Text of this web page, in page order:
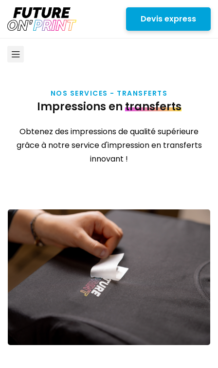
Devis express
NOS SERVICES - TRANSFERTS
Impressions entransferts
Obtenez des impressions de qualité supérieure
grâce à notre service d'impression en transferts
innovant !